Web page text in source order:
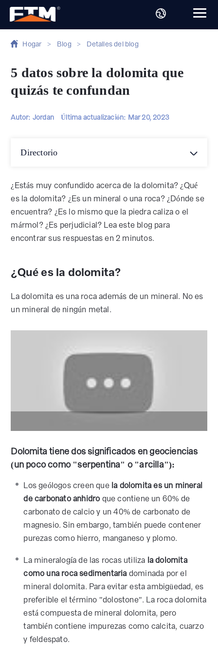
Hogar > Blog > Detalles del blog
5 datos sobre la dolomita que
quizás te confundan
Autor: Jordan Última actualización: Mar 20, 2023
Directorio
¿Estás muy confundido acerca de la dolomita? ¿Qué
es la dolomita? ¿Es un mineral o una roca? ¿Dónde se
encuentra? ¿Es lo mismo que la piedra caliza o el
mármol? ¿Es perjudicial? Lea este blog para
encontrar sus respuestas en 2 minutos.
¿Qué es la dolomita?
La dolomita es una roca además de un mineral. No es
un mineral de ningún metal.
Dolomita tiene dos significados en geociencias
(un poco como "serpentina" o "arcilla"):
Los geólogos creen que la dolomita es un mineral
de carbonato anhidro que contiene un 60% de
carbonato de calcio y un 40% de carbonato de
magnesio. Sin embargo, también puede contener
purezas como hierro, manganeso y plomo.
La mineralogía de las rocas utiliza la dolomita
como una roca sedimentariadominada por el
mineral dolomita. Para evitar esta ambigüedad, es
preferible el término "dolostone". La roca dolomita
está compuesta de mineral dolomita, pero
también contiene impurezas como calcita, cuarzo
y feldespato.